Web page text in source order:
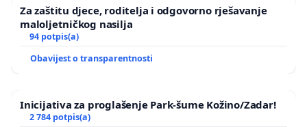
Za zaštitu djece, roditelja i odgovorno rješavanje
maloljetničkog nasilja
94 potpis(a)
Obavijest o transparentnosti
Inicijativa za proglašenje Park-šume Kožino/Zadar!
2 784 potpis(a)